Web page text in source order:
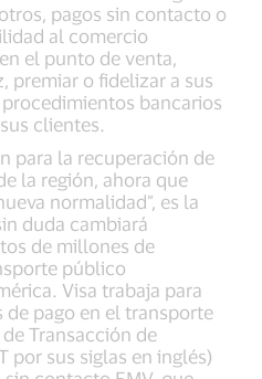
pagos sin contacto o
al comercio
el punto de venta,
premiar o fidelizar a sus
bancarios
clientes.
para la recuperación de
la región, ahora que
normalidad”, es la
duda cambiará
de millones de
público
Visa trabaja para
pago en el transporte
Transacción de
por sus siglas en inglés)